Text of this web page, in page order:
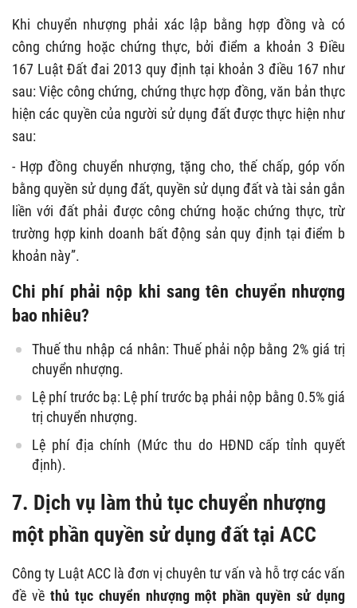
Khi chuyển nhượng phải xác lập bằng hợp đồng và có
công chứng hoặc chứng thực, bởi điểm a khoản 3 Điều
167 Luật Đất đai 2013 quy định tại khoản 3 điều 167 như
sau: Việc công chứng, chứng thực hợp đồng, văn bản thực
hiện các quyền của người sử dụng đất được thực hiện như
sau:
- Hợp đồng chuyển nhượng, tặng cho, thế chấp, góp vốn
bằng quyền sử dụng đất, quyền sử dụng đất và tài sản gắn
liền với đất phải được công chứng hoặc chứng thực, trừ
trường hợp kinh doanh bất động sản quy định tại điểm b
khoản này”.
Chi phí phải nộp khi sang tên chuyển nhượng
bao nhiêu?
Thuế thu nhập cá nhân: Thuế phải nộp bằng 2% giá trị
chuyển nhượng.
Lệ phí trước bạ: Lệ phí trước bạ phải nộp bằng 0.5% giá
trị chuyển nhượng.
Lệ phí địa chính (Mức thu do HĐND cấp tỉnh quyết
định).
7. Dịch vụ làm thủ tục chuyển nhượng
một phần quyền sử dụng đất tại ACC
Công ty Luật ACC là đơn vị chuyên tư vấn và hỗ trợ các vấn
đề về thủ tục chuyển nhượng một phần quyền sử dụng